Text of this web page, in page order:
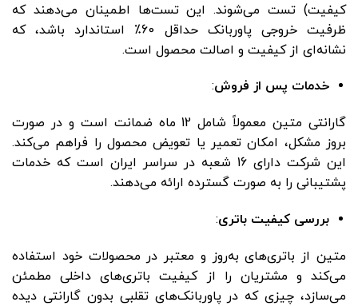
کیفیت) تست می‌شوند. این تست‌ها اطمینان می‌دهند که
ظرفیت خروجی پاوربانک حداقل 60٪ استاندارد باشد، که
نشانه‌ای از کیفیت و اصالت محصول است.
خدمات پس از فروش:
گارانتی متین معمولاً شامل 12 ماه ضمانت است و در صورت
بروز مشکل، امکان تعمیر یا تعویض محصول را فراهم می‌کند.
این شرکت دارای 16 شعبه در سراسر ایران است که خدمات
پشتیبانی را به ‌صورت گسترده ارائه می‌دهند.
بررسی کیفیت باتری:
متین از باتری‌های به‌روز و معتبر در محصولات خود استفاده
می‌کند و مشتریان را از کیفیت باتری‌های داخلی مطمئن
می‌سازد، چیزی که در پاوربانک‌های تقلبی بدون گارانتی دیده